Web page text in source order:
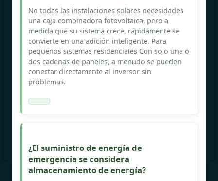
No todas las instalaciones solares necesidades
una caja combinadora fotovoltaica, pero a
medida que su sistema crece, rápidamente se
convierte en una adición inteligente. Para
pequeños sistemas residenciales Con solo una o
dos cadenas de paneles, a menudo se pueden
conectar directamente al inversor sin
problemas.
¿El suministro de energía de
emergencia se considera
almacenamiento de energía?